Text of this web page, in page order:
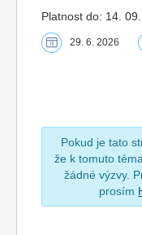
Platnost do: 14.
29. 6. 2026
Pokud je tato
že k tomuto
žádné výzvy.
prosím